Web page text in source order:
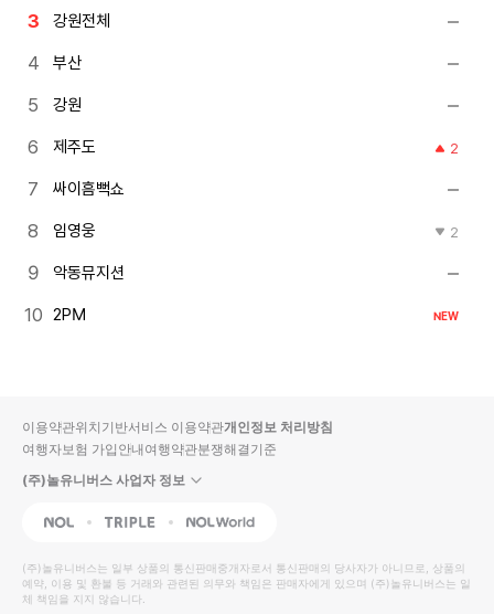
강원전체
부산
강원
제주도 2
싸이흠뻑쇼
임영웅 2
악동뮤지션
2PM NEW
이용약관위치기반서비스 이용약관개인정보 처리방침
여행자보험 가입안내여행약관분쟁해결기준
(주)놀유니버스 사업자 정보
NOL Triple Interpark Global
(주)놀유니버스는 일부 상품의 통신판매중개자로서 통신판매의 당사자가 아니므로, 상품의
예약, 이용 및 환불 등 거래와 관련된 의무와 책임은 판매자에게 있으며 (주)놀유니버스는 일
체 책임을 지지 않습니다.